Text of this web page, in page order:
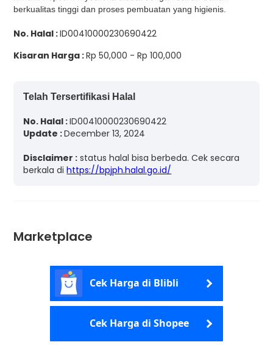
berkualitas tinggi dan proses pembuatan yang higienis.
No. Halal :ID00410000230690422
Kisaran Harga :Rp 50,000 - Rp 100,000
Telah Tersertifikasi Halal
No. Halal :ID00410000230690422
Update :December 13, 2024
Disclaimer : status halal bisa berbeda. Cek secara
berkala dihttps://bpjph.halal.go.id/
Marketplace
Cek Harga di Blibli
Cek Harga di Shopee